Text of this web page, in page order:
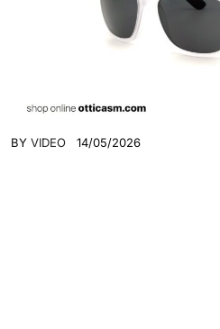
BY VIDEO 14/05/2026